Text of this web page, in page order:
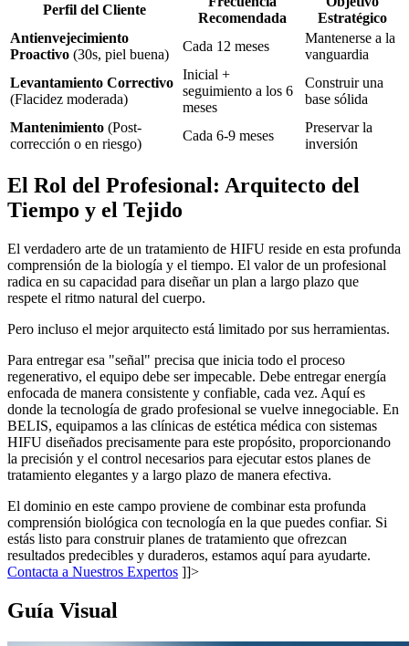
Perfil del Cliente
Recomendada
Estratégico
Antienvejecimiento
Proactivo (30s, piel buena)
Cada 12 meses
Mantenerse a la
vanguardia
Levantamiento Correctivo
(Flacidez moderada)
Inicial +
seguimiento a los 6
meses
Construir una
base sólida
Mantenimiento (Post-
corrección o en riesgo)
Cada 6-9 meses
Preservar la
inversión
El Rol del Profesional: Arquitecto del
Tiempo y el Tejido
El verdadero arte de un tratamiento de HIFU reside en esta profunda
comprensión de la biología y el tiempo. El valor de un profesional
radica en su capacidad para diseñar un plan a largo plazo que
respete el ritmo natural del cuerpo.
Pero incluso el mejor arquitecto está limitado por sus herramientas.
Para entregar esa "señal" precisa que inicia todo el proceso
regenerativo, el equipo debe ser impecable. Debe entregar energía
enfocada de manera consistente y confiable, cada vez. Aquí es
donde la tecnología de grado profesional se vuelve innegociable. En
BELIS, equipamos a las clínicas de estética médica con sistemas
HIFU diseñados precisamente para este propósito, proporcionando
la precisión y el control necesarios para ejecutar estos planes de
tratamiento elegantes y a largo plazo de manera efectiva.
El dominio en este campo proviene de combinar esta profunda
comprensión biológica con tecnología en la que puedes confiar. Si
estás listo para construir planes de tratamiento que ofrezcan
resultados predecibles y duraderos, estamos aquí para ayudarte.
Contacta a Nuestros Expertos ]]>
Guía Visual